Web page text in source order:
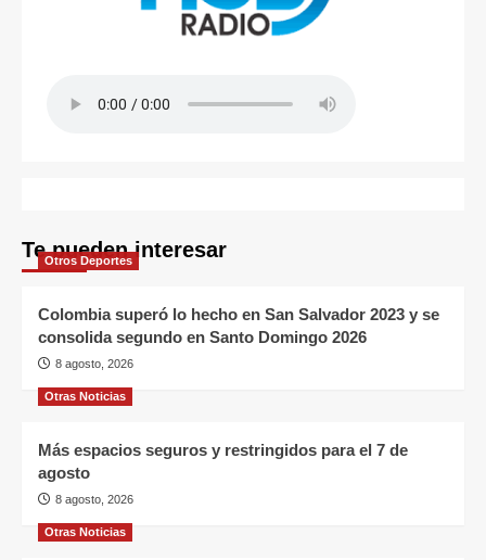
Te pueden interesar
Otros Deportes
Colombia superó lo hecho en San Salvador 2023 y se
consolida segundo en Santo Domingo 2026
8 agosto, 2026
Otras Noticias
Más espacios seguros y restringidos para el 7 de
agosto
8 agosto, 2026
Otras Noticias